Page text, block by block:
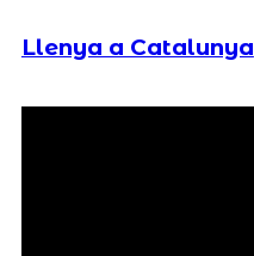
Llenya a Catalunya